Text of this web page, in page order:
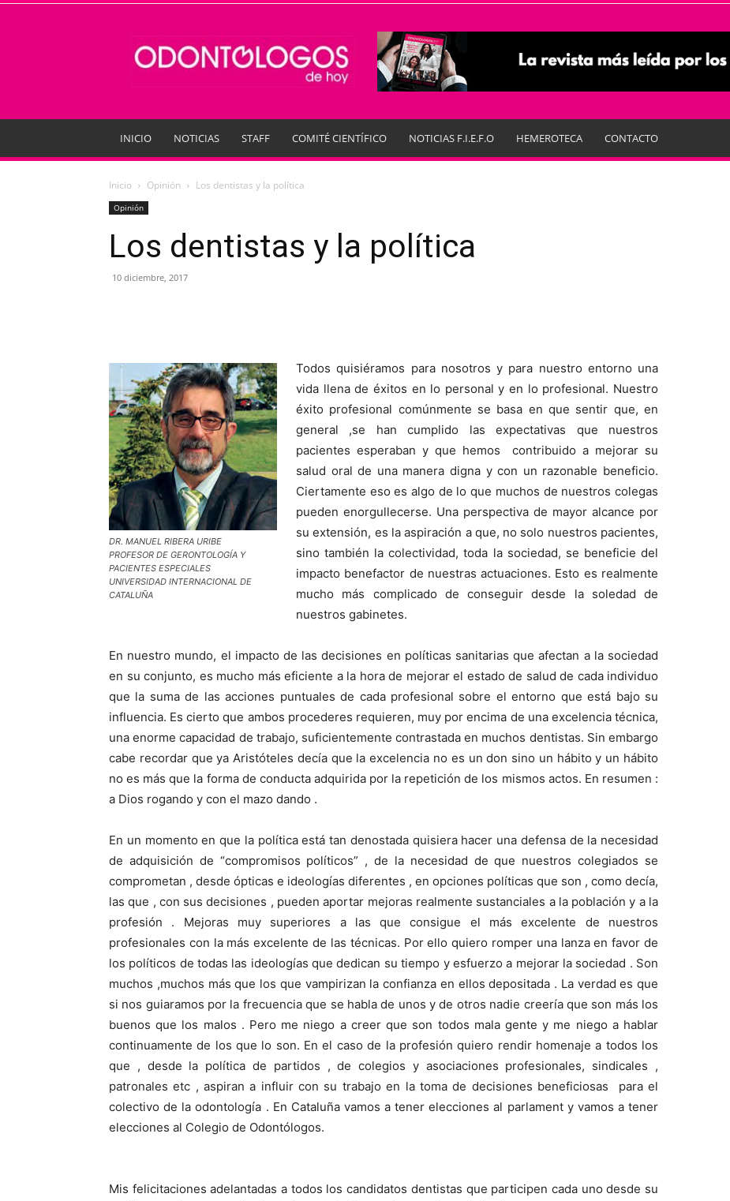
de
Hoy
INICIO NOTICIAS STAFF COMITÉ CIENTÍFICO NOTICIAS F.I.E.F.O HEMEROTECA CONTACTO
Inicio Opinión Los dentistas y la política
Opinión
Los dentistas y la política
10 diciembre, 2017
DR. MANUEL RIBERA URIBE
PROFESOR DE GERONTOLOGÍA Y
PACIENTES ESPECIALES
UNIVERSIDAD INTERNACIONAL DE
CATALUÑA
Todos quisiéramos para nosotros y para nuestro entorno una
vida llena de éxitos en lo personal y en lo profesional. Nuestro
éxito profesional comúnmente se basa en que sentir que, en
general ,se han cumplido las expectativas que nuestros
pacientes esperaban y que hemos contribuido a mejorar su
salud oral de una manera digna y con un razonable beneficio.
Ciertamente eso es algo de lo que muchos de nuestros colegas
pueden enorgullecerse. Una perspectiva de mayor alcance por
su extensión, es la aspiración a que, no solo nuestros pacientes,
sino también la colectividad, toda la sociedad, se beneficie del
impacto benefactor de nuestras actuaciones. Esto es realmente
mucho más complicado de conseguir desde la soledad de
nuestros gabinetes.
En nuestro mundo, el impacto de las decisiones en políticas sanitarias que afectan a la sociedad
en su conjunto, es mucho más eficiente a la hora de mejorar el estado de salud de cada individuo
que la suma de las acciones puntuales de cada profesional sobre el entorno que está bajo su
influencia. Es cierto que ambos procederes requieren, muy por encima de una excelencia técnica,
una enorme capacidad de trabajo, suficientemente contrastada en muchos dentistas. Sin embargo
cabe recordar que ya Aristóteles decía que la excelencia no es un don sino un hábito y un hábito
no es más que la forma de conducta adquirida por la repetición de los mismos actos. En resumen :
a Dios rogando y con el mazo dando .
En un momento en que la política está tan denostada quisiera hacer una defensa de la necesidad
de adquisición de “compromisos políticos” , de la necesidad de que nuestros colegiados se
comprometan , desde ópticas e ideologías diferentes , en opciones políticas que son , como decía,
las que , con sus decisiones , pueden aportar mejoras realmente sustanciales a la población y a la
profesión . Mejoras muy superiores a las que consigue el más excelente de nuestros
profesionales con la más excelente de las técnicas. Por ello quiero romper una lanza en favor de
los políticos de todas las ideologías que dedican su tiempo y esfuerzo a mejorar la sociedad . Son
muchos ,muchos más que los que vampirizan la confianza en ellos depositada . La verdad es que
si nos guiaramos por la frecuencia que se habla de unos y de otros nadie creería que son más los
buenos que los malos . Pero me niego a creer que son todos mala gente y me niego a hablar
continuamente de los que lo son. En el caso de la profesión quiero rendir homenaje a todos los
que , desde la política de partidos , de colegios y asociaciones profesionales, sindicales ,
patronales etc , aspiran a influir con su trabajo en la toma de decisiones beneficiosas para el
colectivo de la odontología . En Cataluña vamos a tener elecciones al parlament y vamos a tener
elecciones al Colegio de Odontólogos.
Mis felicitaciones adelantadas a todos los candidatos dentistas que participen cada uno desde su